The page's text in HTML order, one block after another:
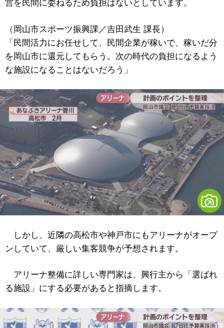
営を民間に委ねるため負担はないとしています。
（岡山市スポーツ振興課／吉田武生 課長）
「民間活力にお任せして、民間企業が稼いで、稼いだ分
を岡山市に還元してもらう。次の時代の負担になるよう
な施設になることはないだろう」
しかし、近隣の高松市や神戸市にもアリーナがオープ
ンしていて、厳しい集客競争が予想されます。
アリーナ整備に詳しい専門家は、興行主から「選ばれ
る施設」にする必要があると指摘します。